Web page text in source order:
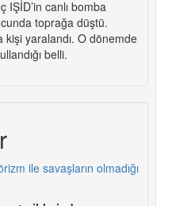
IŞİD’in canlı bomba
toprağa düştü.
kişi yaralandı. O dönemde
belli.
ile savaşların olmadığı